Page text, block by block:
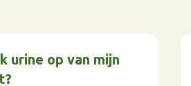
urine op van mijn